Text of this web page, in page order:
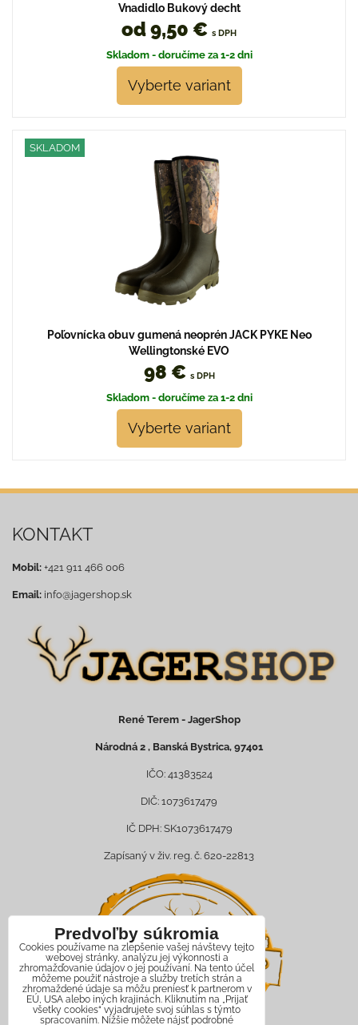
Vnadidlo Bukový decht
od 9,50 € s DPH
Skladom - doručíme za 1-2 dni
Vyberte variant
SKLADOM
Poľovnícka obuv gumená neoprén JACK PYKE Neo
Wellingtonské EVO
98 € s DPH
Skladom - doručíme za 1-2 dni
Vyberte variant
KONTAKT
Mobil: +421 911 466 006
Email: info@jagershop.sk
René Terem - JagerShop
Národná 2 , Banská Bystrica, 97401
IČO: 41383524
DIČ: 1073617479
IČ DPH: SK1073617479
Zapísaný v živ. reg. č. 620-22813
Predvoľby súkromia
Cookies používame na zlepšenie vašej návštevy tejto
webovej stránky, analýzu jej výkonnosti a
zhromažďovanie údajov o jej používaní. Na tento účel
môžeme použiť nástroje a služby tretích strán a
zhromaždené údaje sa môžu preniesť k partnerom v
EÚ, USA alebo iných krajinách. Kliknutím na „Prijať
všetky cookies“ vyjadrujete svoj súhlas s týmto
spracovaním. Nižšie môžete nájsť podrobné